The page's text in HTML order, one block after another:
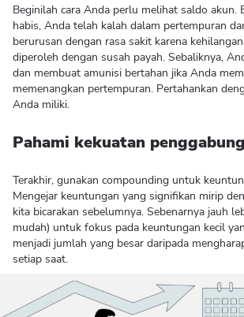
Beginilah cara Anda perlu melihat saldo akun.
habis, Anda telah kalah dalam pertempuran
berurusan dengan rasa sakit karena
diperoleh dengan susah payah. Sebaliknya,
dan membuat amunisi bertahan jika Anda
memenangkan pertempuran. Pertahankan
Anda miliki.
Pahami kekuatan
Terakhir, gunakan compounding untuk
Mengejar keuntungan yang signifikan mirip
kita bicarakan sebelumnya. Sebenarnya jauh
mudah) untuk fokus pada keuntungan kecil
menjadi jumlah yang besar daripada
setiap saat.